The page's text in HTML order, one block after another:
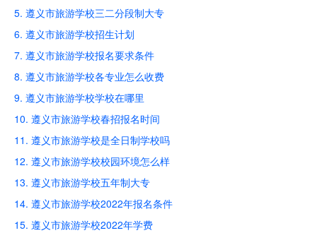
5. 遵义市旅游学校三二分段制大专
6. 遵义市旅游学校招生计划
7. 遵义市旅游学校报名要求条件
8. 遵义市旅游学校各专业怎么收费
9. 遵义市旅游学校学校在哪里
10. 遵义市旅游学校春招报名时间
11. 遵义市旅游学校是全日制学校吗
12. 遵义市旅游学校校园环境怎么样
13. 遵义市旅游学校五年制大专
14. 遵义市旅游学校2022年报名条件
15. 遵义市旅游学校2022年学费